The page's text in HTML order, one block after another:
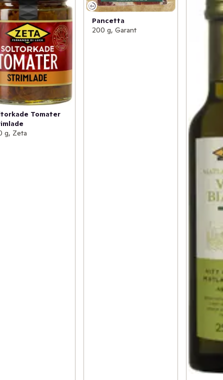
Tomater
g, Zeta
Pancetta
200 g, Garant